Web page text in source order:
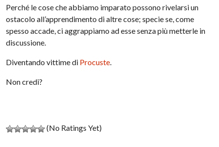
Perché le cose che abbiamo imparato possono rivelarsi un
ostacolo all’apprendimento di altre cose; specie se, come
spesso accade, ci aggrappiamo ad esse senza più metterle in
discussione.
Diventando vittime di Procuste.
Non credi?
(No Ratings Yet)